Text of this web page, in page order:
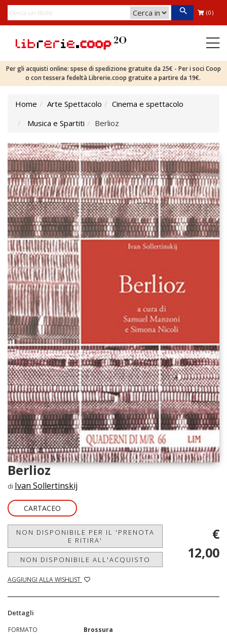
(0)
Per gli acquisti online: spese di spedizione gratuite da 25€ - Per i soci Coop
o con tessera fedeltà Librerie.coop gratuite a partire da 19€.
Home Arte Spettacolo
Cinema e spettacolo
Musica e Spartiti
Berlioz
Berlioz
di Ivan Sollertinskij
CARTACEO
NON DISPONIBILE PER IL 'PRENOTA
E RITIRA'
NON DISPONIBILE ALL'ACQUISTO
AGGIUNGI ALLA WISHLIST
€
12,00
Dettagli
FORMATO
Brossura